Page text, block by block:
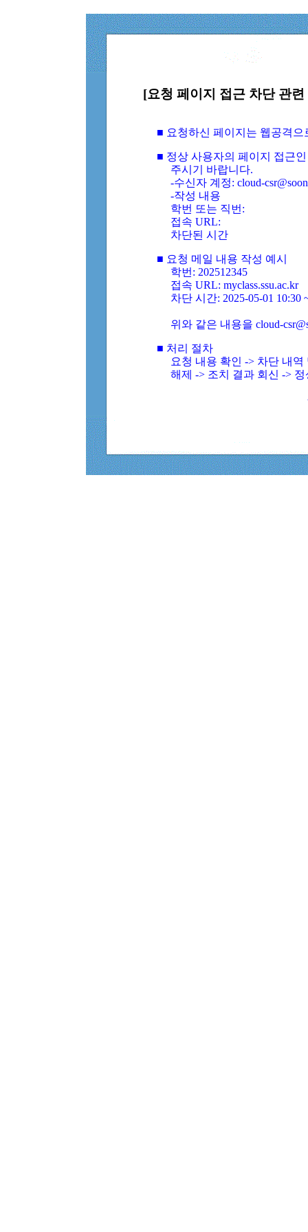
[요청 페이지 접근 차단 관
■ 요청하신 페이지는 웹공격
■ 정상 사용자의 페이지 접근
주시기 바랍니다.
-수신자 계정: cloud-
-작성 내용
학번 또는 직번:
접속 URL:
차단된 시간
■ 요청 메일 내용 작성 예시
학번: 202512345
접속 URL: myclass.ssu.ac.kr
차단 시간: 2025-05-01 10:30
위와 같은 내용을 cloud-
■ 처리 절차
요청 내용 확인 -> 차단 내
해제 -> 조치 결과 회신 ->